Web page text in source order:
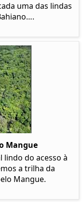
uma das lindas
Mangue
lindo do acesso à
a trilha da
Mangue.